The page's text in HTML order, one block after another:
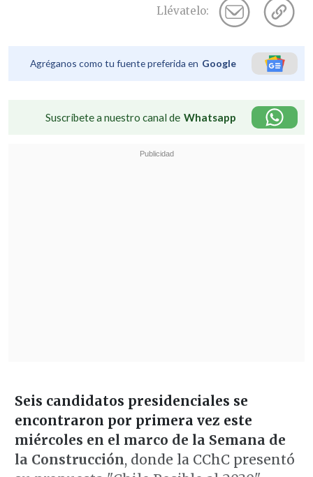
Llévatelo:
Agréganos como tu fuente preferida en Google
Suscríbete a nuestro canal de Whatsapp
Seis candidatos presidenciales se
encontraron por primera vez este
miércoles en el marco de la Semana de
la Construcción, donde la CChC presentó